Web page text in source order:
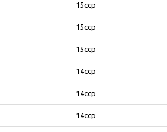
15ccp
15ccp
15ccp
14ccp
14ccp
14ccp